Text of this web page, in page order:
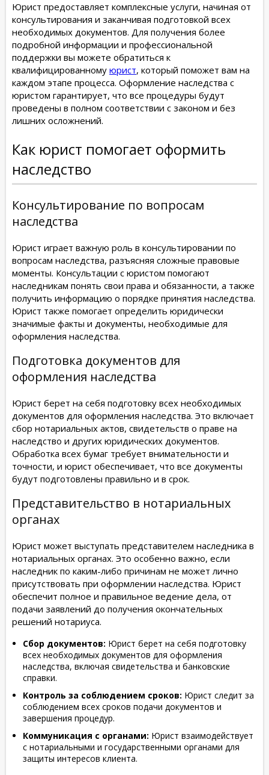
Юрист предоставляет комплексные услуги, начиная от
консультирования и заканчивая подготовкой всех
необходимых документов. Для получения более
подробной информации и профессиональной
поддержки вы можете обратиться к
квалифицированному юрист, который поможет вам на
каждом этапе процесса. Оформление наследства с
юристом гарантирует, что все процедуры будут
проведены в полном соответствии с законом и без
лишних осложнений.
Как юрист помогает оформить
наследство
Консультирование по вопросам
наследства
Юрист играет важную роль в консультировании по
вопросам наследства, разъясняя сложные правовые
моменты. Консультации с юристом помогают
наследникам понять свои права и обязанности, а также
получить информацию о порядке принятия наследства.
Юрист также помогает определить юридически
значимые факты и документы, необходимые для
оформления наследства.
Подготовка документов для
оформления наследства
Юрист берет на себя подготовку всех необходимых
документов для оформления наследства. Это включает
сбор нотариальных актов, свидетельств о праве на
наследство и других юридических документов.
Обработка всех бумаг требует внимательности и
точности, и юрист обеспечивает, что все документы
будут подготовлены правильно и в срок.
Представительство в нотариальных
органах
Юрист может выступать представителем наследника в
нотариальных органах. Это особенно важно, если
наследник по каким-либо причинам не может лично
присутствовать при оформлении наследства. Юрист
обеспечит полное и правильное ведение дела, от
подачи заявлений до получения окончательных
решений нотариуса.
Сбор документов: Юрист берет на себя подготовку
всех необходимых документов для оформления
наследства, включая свидетельства и банковские
справки.
Контроль за соблюдением сроков: Юрист следит за
соблюдением всех сроков подачи документов и
завершения процедур.
Коммуникация с органами: Юрист взаимодействует
с нотариальными и государственными органами для
защиты интересов клиента.